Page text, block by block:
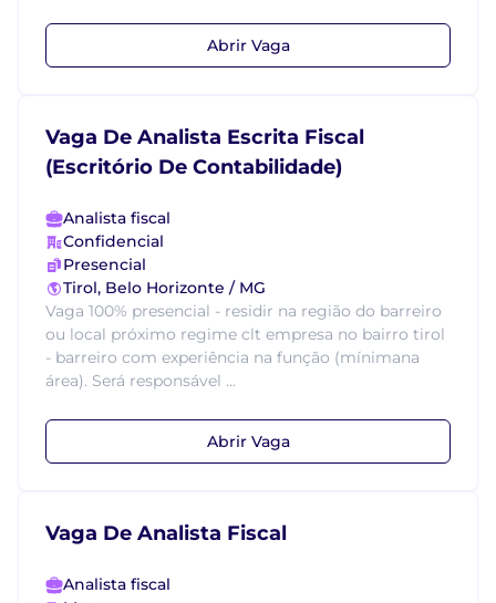
Abrir Vaga
Vaga De Analista Escrita Fiscal
(Escritório De Contabilidade)
Analista fiscal
Confidencial
Presencial
Tirol, Belo Horizonte / MG
Vaga 100% presencial - residir na região do barreiro
ou local próximo regime clt empresa no bairro tirol
- barreiro com experiência na função (mínimana
área). Será responsável ...
Abrir Vaga
Vaga De Analista Fiscal
Analista fiscal